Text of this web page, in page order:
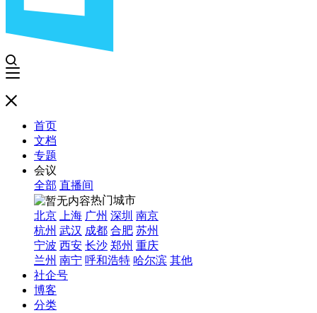
首页
文档
专题
会议
全部 直播间
热门城市
北京
上海 广州 深圳 南京
杭州 武汉 成都 合肥 苏州
宁波 西安 长沙 郑州 重庆
兰州 南宁 呼和浩特 哈尔滨 其他
社企号
博客
分类